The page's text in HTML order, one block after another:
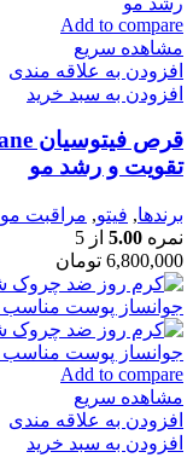
Add to compare
مشاهده سریع
افزودن به علاقه مندی
افزودن به سبد خرید
تقویت و رشد مو
برندها, فيتو, مراقبت مو
نمره 5.00 از 5
6,800,000 تومان
Add to compare
مشاهده سریع
افزودن به علاقه مندی
افزودن به سبد خرید